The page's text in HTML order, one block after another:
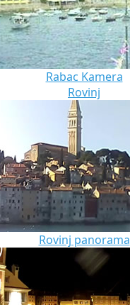
Rabac Kamera
Rovinj
Rovinj panorama